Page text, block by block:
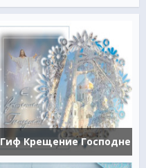
Гиф Крещение Господне